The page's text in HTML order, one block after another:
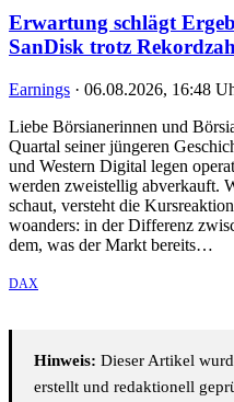
Erwartung schlägt
SanDisk trotz
Earnings · 06.08.2026, 16:48
Liebe Börsianerinnen und
Quartal seiner jüngeren
und Western Digital legen
werden zweistellig abverkauft.
schaut, versteht die
woanders: in der Differenz
dem, was der Markt bereits…
DAX
Hinweis: Dieser Artikel
erstellt und redaktionell